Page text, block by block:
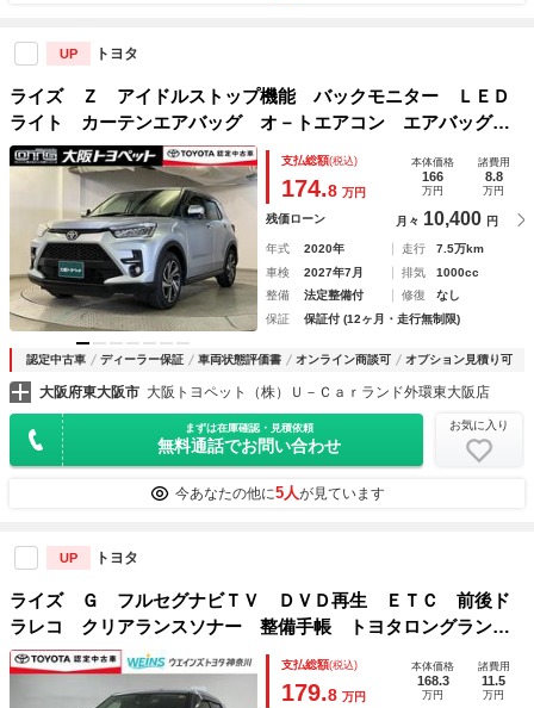
UP トヨタ
ライズ Ｚ アイドルストップ機能 バックモニター ＬＥＤ
ライト カーテンエアバッグ オ－トエアコン エアバッグ
キーレス フルセグテレビ メモリーナビ ４ＷＤ車スマート
キ－ 横滑防止装置 ＤＶＤ再生機能 ナビＴＶ
支払総額(税込)
174.8 万円
本体価格
166
万円
諸費用
8.8
万円
残価ローン 月々 10,400 円
年式 2020年 走行
7.5万km
車検
2027年7月 排気
1000cc
整備
法定整備付 修復
なし
保証
保証付 (12ヶ月・走行無制限)
認定中古車 ディーラー保証 車両状態評価書 オンライン商談可 オプション見積り可
大阪府東大阪市 大阪トヨペット（株）Ｕ－Ｃａｒランド外環東大阪店
まずは在庫確認・見積依頼
無料通話でお問い合わせ
お気に入り
今あなたの他に5人が見ています
UP トヨタ
ライズ Ｇ フルセグナビＴＶ ＤＶＤ再生 ＥＴＣ 前後ド
ラレコ クリアランスソナー 整備手帳 トヨタロングラン保
証 トヨタ認定中古車
支払総額(税込)
179.8 万円
本体価格
168.3
万円
諸費用
11.5
万円